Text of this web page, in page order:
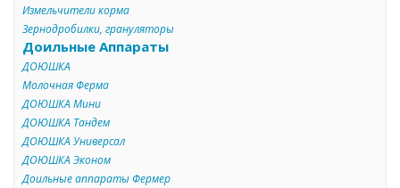
Измельчители корма
Зернодробилки, грануляторы
Доильные Аппараты
ДОЮШКА
Молочная Ферма
ДОЮШКА Мини
ДОЮШКА Тандем
ДОЮШКА Универсал
ДОЮШКА Эконом
Доильные аппараты Фермер